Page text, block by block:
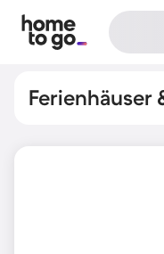
Ferienhäuser